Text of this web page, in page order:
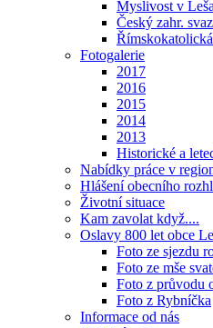
Myslivost v
Český zahr.
Fotogalerie
2017
2016
2015
2014
2013
Historické a
Nabídky práce v
Hlášení obecního
Životní situace
Kam zavolat když....
Oslavy 800 let obce
Foto ze sjezdu
Foto ze mše
Foto z průvodu
Foto z Rybníčka
Informace od nás